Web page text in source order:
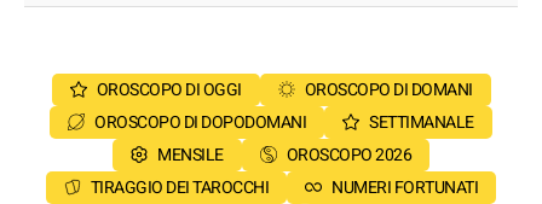
OROSCOPO DI OGGI
OROSCOPO DI DOMANI
OROSCOPO DI DOPODOMANI
SETTIMANALE
MENSILE
OROSCOPO 2026
TIRAGGIO DEI TAROCCHI
NUMERI FORTUNATI